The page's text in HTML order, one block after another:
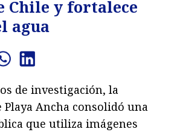
Chile y fortalece
agua
de investigación, la
Ancha consolidó una
que utiliza imágenes